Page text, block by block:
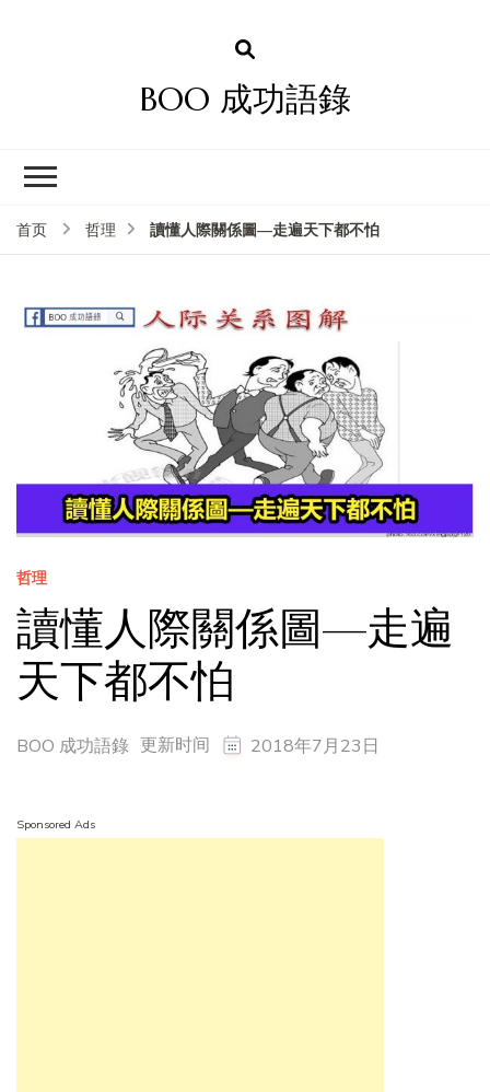
BOO 成功語錄
首页 哲理 讀懂人際關係圖—走遍天下都不怕
哲理
讀懂人際關係圖—走遍
天下都不怕
BOO 成功語錄 更新时间 2018年7月23日
Sponsored Ads